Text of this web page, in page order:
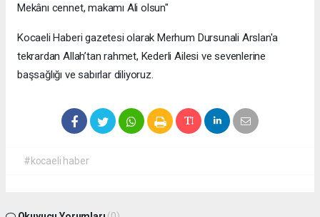
Mekânı cennet, makamı Ali olsun"
Kocaeli Haberi gazetesi olarak Merhum Dursunali Arslan'a
tekrardan Allah’tan rahmet, Kederli Ailesi ve sevenlerine
başsağlığı ve sabırlar diliyoruz.
#kocaeli haber